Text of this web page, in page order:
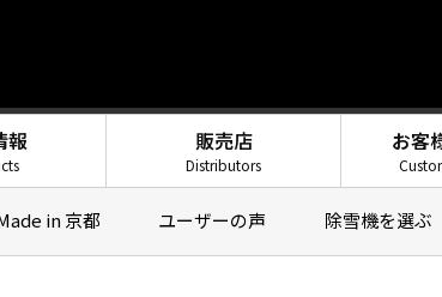
報 販売店
Distributors
お客
in 京都 ユーザーの声 除雪機を選ぶ